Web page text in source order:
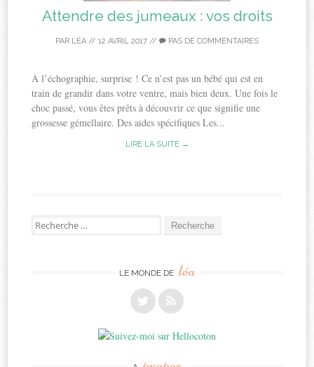
Attendre des jumeaux : vos droits
PAR LÉA // 12 AVRIL 2017 // PAS DE COMMENTAIRES
À l’échographie, surprise ! Ce n’est pas un bébé qui est en
train de grandir dans votre ventre, mais bien deux. Une fois le
choc passé, vous êtes prêts à découvrir ce que signifie une
grossesse gémellaire. Des aides spécifiques Les...
LIRE LA SUITE →
Recherche
pour:
LE MONDE DE léa